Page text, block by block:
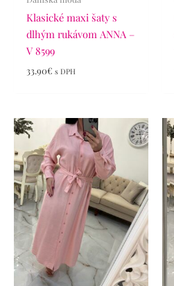
Klasické maxi šaty s
dlhým rukávom ANNA –
V 8599
33.90€ s DPH